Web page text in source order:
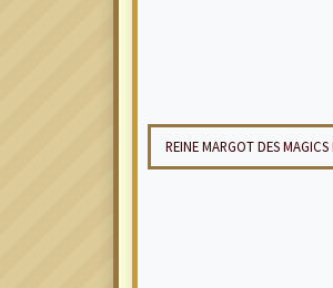
REINE MARGOT DES MAGICS